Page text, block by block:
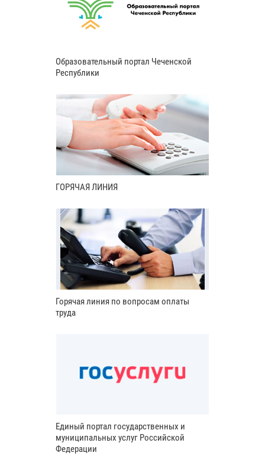
Образовательный портал Чеченской
Республики
ГОРЯЧАЯ ЛИНИЯ
Горячая линия по вопросам оплаты
труда
Единый портал государственных и
муниципальных услуг Российской
Федерации